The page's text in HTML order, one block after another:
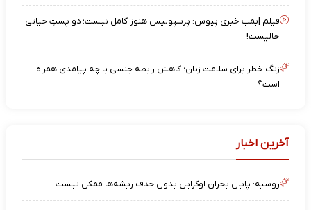
فیلم |بمب خبری پیوس: پرسپولیس هنوز کامل نیست؛ دو پستِ حیاتی
خالیست!
زنگ خطر برای سلامت زنان؛ کاهش رابطه جنسی با چه پیامدی همراه
است؟
آخرین اخبار
روسیه: پایان بحران اوکراین بدون حذف ریشه‌ها ممکن نیست